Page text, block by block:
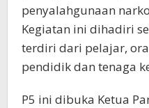
penyalahgunaan
Kegiatan ini dihadiri
terdiri dari pelajar,
pendidik dan tenaga
P5 ini dibuka Ketua